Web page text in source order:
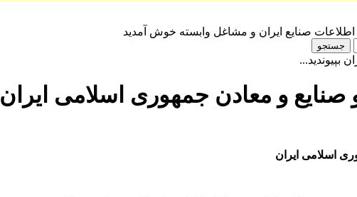
صنایع ایران و مشاغل وابسته خوش آمدید
بپیوندید...
صنایع و معادن جمهوری اسلامی ایران
اسلامی ایران